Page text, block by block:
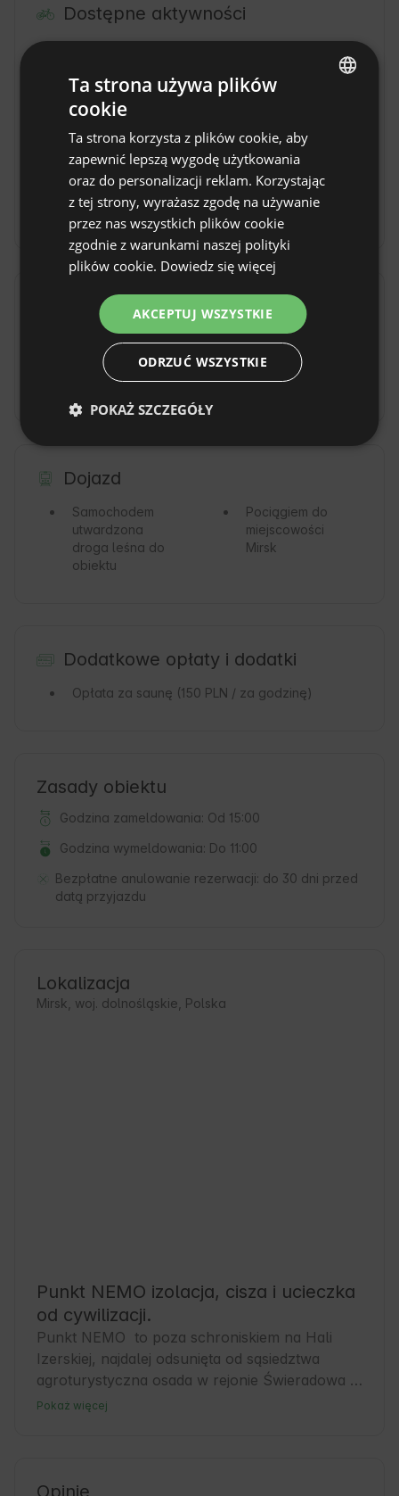
Dostępne aktywności
Niewymagające
szlaki piesze
Trekkingi
górskie
Farma zwierząt
Stoki narciarskie
w pobliżu
Grzybobranie
Okolica
Góry
Rzeka
Rezerwat
przyrody
Dojazd
Samochodem
utwardzona
droga leśna do
obiektu
Pociągiem do
miejscowości
Mirsk
Dodatkowe opłaty i dodatki
Opłata za saunę (150 PLN / za godzinę)
Zasady obiektu
Godzina zameldowania: Od 15:00
Godzina wymeldowania: Do 11:00
Bezpłatne anulowanie rezerwacji: do 30 dni przed
datą przyjazdu
Lokalizacja
Mirsk, woj. dolnośląskie, Polska
Punkt NEMO izolacja, cisza i ucieczka
od cywilizacji.
Punkt NEMO  to poza schroniskiem na Hali
Izerskiej, najdalej odsunięta od sąsiedztwa
agroturystyczna osada w rejonie Świeradowa
Zdroju i Mirska. To idealne miejsce dla Gości
uzdrowiskowe w województwie dolnośląskim.
Pokaż więcej
Opinie
SPANISH
GERMAN
DUTCH
Ta strona używa plików
cookie
Ta strona korzysta z plików cookie, aby
zapewnić lepszą wygodę użytkowania
oraz do personalizacji reklam. Korzystając
z tej strony, wyrażasz zgodę na używanie
przez nas wszystkich plików cookie
zgodnie z warunkami naszej polityki
plików cookie. Dowiedz się więcej
AKCEPTUJ WSZYSTKIE
ODRZUĆ WSZYSTKIE
POKAŻ SZCZEGÓŁY